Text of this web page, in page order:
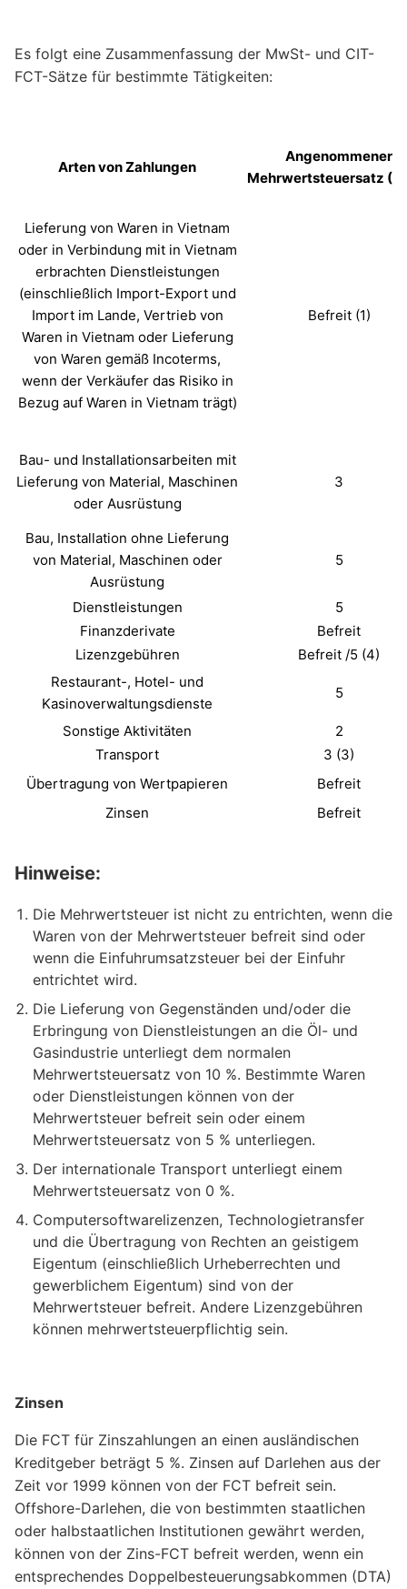
Es folgt eine Zusammenfassung der MwSt- und CIT-
FCT-Sätze für bestimmte Tätigkeiten:
Arten von Zahlungen
Angenommener
Mehrwertsteuersatz
Lieferung von Waren in Vietnam
oder in Verbindung mit in Vietnam
erbrachten Dienstleistungen
(einschließlich Import-Export und
Import im Lande, Vertrieb von
Waren in Vietnam oder Lieferung
von Waren gemäß Incoterms,
wenn der Verkäufer das Risiko in
Bezug auf Waren in Vietnam trägt)
Befreit (1)
Bau- und Installationsarbeiten mit
Lieferung von Material, Maschinen
oder Ausrüstung
3
Bau, Installation ohne Lieferung
von Material, Maschinen oder
Ausrüstung
5
Dienstleistungen
5
Finanzderivate
Befreit
Lizenzgebühren
Befreit /5 (4)
Restaurant-, Hotel- und
Kasinoverwaltungsdienste
5
Sonstige Aktivitäten
2
Transport
3 (3)
Übertragung von Wertpapieren
Befreit
Zinsen
Befreit
Hinweise:
Die Mehrwertsteuer ist nicht zu entrichten, wenn die
Waren von der Mehrwertsteuer befreit sind oder
wenn die Einfuhrumsatzsteuer bei der Einfuhr
entrichtet wird.
Die Lieferung von Gegenständen und/oder die
Erbringung von Dienstleistungen an die Öl- und
Gasindustrie unterliegt dem normalen
Mehrwertsteuersatz von 10 %. Bestimmte Waren
oder Dienstleistungen können von der
Mehrwertsteuer befreit sein oder einem
Mehrwertsteuersatz von 5 % unterliegen.
Der internationale Transport unterliegt einem
Mehrwertsteuersatz von 0 %.
Computersoftwarelizenzen, Technologietransfer
und die Übertragung von Rechten an geistigem
Eigentum (einschließlich Urheberrechten und
gewerblichem Eigentum) sind von der
Mehrwertsteuer befreit. Andere Lizenzgebühren
können mehrwertsteuerpflichtig sein.
Zinsen
Die FCT für Zinszahlungen an einen ausländischen
Kreditgeber beträgt 5 %. Zinsen auf Darlehen aus der
Zeit vor 1999 können von der FCT befreit sein.
Offshore-Darlehen, die von bestimmten staatlichen
oder halbstaatlichen Institutionen gewährt werden,
können von der Zins-FCT befreit werden, wenn ein
entsprechendes Doppelbesteuerungsabkommen (DTA)